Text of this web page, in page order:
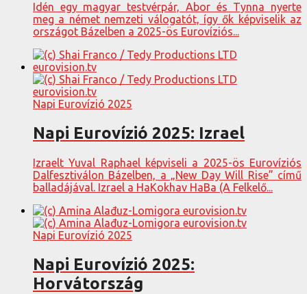
Idén egy magyar testvérpár, Abor és Tynna nyerte
meg a német nemzeti válogatót, így ők képviselik az
országot Bázelben a 2025-ös Eurovíziós...
Napi Eurovízió 2025
Napi Eurovízió 2025: Izrael
Izraelt Yuval Raphael képviseli a 2025-ös Eurovíziós
Dalfesztiválon Bázelben, a „New Day Will Rise” című
balladájával. Izrael a HaKokhav HaBa (A Felkelő...
Napi Eurovízió 2025
Napi Eurovízió 2025:
Horvátország